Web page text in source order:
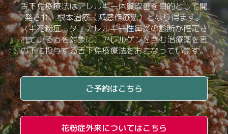
舌下免疫療法はアレルギー体質改善を目的として開
発され、根本治療（減感作療法）となり得ます。
スギ花粉症・ダニアレルギー性鼻炎の診断が確定さ
れている方を対象に、アレルゲンを含む治療薬を舌
の下に投与する舌下免疫療法をおこなっています。
ご予約はこちら
花粉症外来についてはこちら